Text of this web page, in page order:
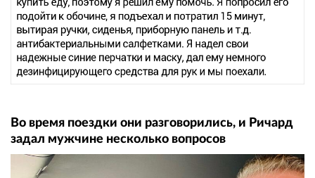
Во время поездки они разговорились, и Ричард
задал мужчине несколько вопросов